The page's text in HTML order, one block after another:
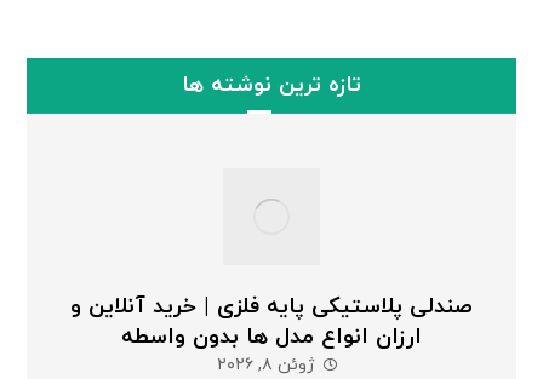
تازه ترین نوشته ها
صندلی پلاستیکی پایه فلزی | خرید آنلاین و
ارزان انواع مدل ها بدون واسطه
ژوئن ۸, ۲۰۲۶